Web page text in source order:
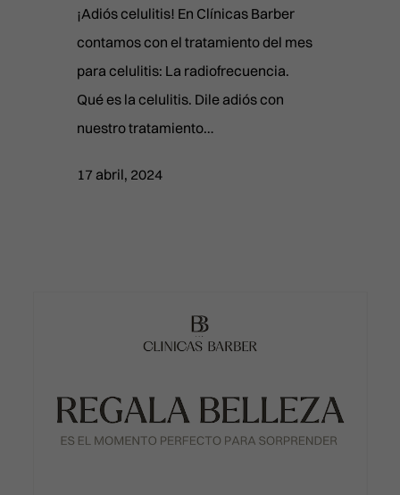
¡Adiós celulitis! En Clínicas Barber
contamos con el tratamiento del mes
para celulitis: La radiofrecuencia.
Qué es la celulitis. Dile adiós con
nuestro tratamiento…
17 abril, 2024